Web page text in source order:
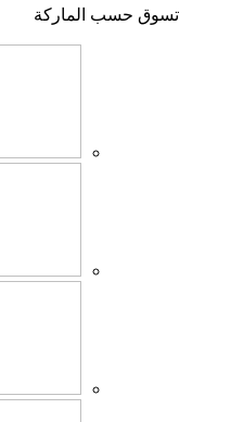
تسوق حسب الماركة